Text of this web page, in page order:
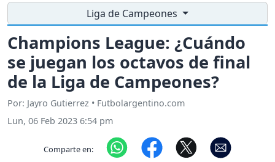
Liga de Campeones
Champions League: ¿Cuándo
se juegan los octavos de final
de la Liga de Campeones?
Por: Jayro Gutierrez • Futbolargentino.com
Lun, 06 Feb 2023 6:54 pm
Comparte en: